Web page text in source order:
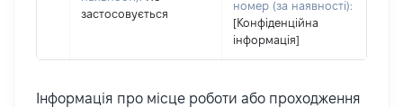
застосовується
номер (за наявності):
[Конфіденційна
інформація]
Інформація про місце роботи або проходження